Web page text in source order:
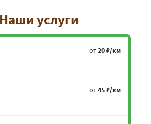
Наши услуги
от20 ₽/км
от45 ₽/км